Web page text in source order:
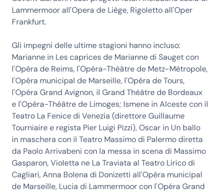
Lammermoor all'Opera de Liège, Rigoletto all'Oper
Frankfurt.
Gli impegni delle ultime stagioni hanno incluso:
Marianne in Les caprices de Marianne di Sauget con
l'Opéra de Reims, l'Opéra-Théâtre de Metz-Métropole,
l'Opéra municipal de Marseille, l'Opéra de Tours,
l'Opéra Grand Avignon, il Grand Théâtre de Bordeaux
e l'Opéra-Théâtre de Limoges; Ismene in Alceste con il
Teatro La Fenice di Venezia (direttore Guillaume
Tourniaire e regista Pier Luigi Pizzi), Oscar in Un ballo
in maschera con il Teatro Massimo di Palermo diretta
da Paolo Arrivabeni con la messa in scena di Massimo
Gasparon, Violetta ne La Traviata al Teatro Lirico di
Cagliari, Anna Bolena di Donizetti all'Opéra municipal
de Marseille, Lucia di Lammermoor con l'Opéra Grand